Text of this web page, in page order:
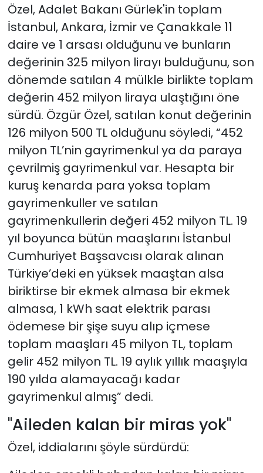
Özel, Adalet Bakanı Gürlek'in toplam
İstanbul, Ankara, İzmir ve Çanakkale 11
daire ve 1 arsası olduğunu ve bunların
değerinin 325 milyon lirayı bulduğunu, son
dönemde satılan 4 mülkle birlikte toplam
değerin 452 milyon liraya ulaştığını öne
sürdü. Özgür Özel, satılan konut değerinin
126 milyon 500 TL olduğunu söyledi, “452
milyon TL’nin gayrimenkul ya da paraya
çevrilmiş gayrimenkul var. Hesapta bir
kuruş kenarda para yoksa toplam
gayrimenkuller ve satılan
gayrimenkullerin değeri 452 milyon TL. 19
yıl boyunca bütün maaşlarını İstanbul
Cumhuriyet Başsavcısı olarak alınan
Türkiye’deki en yüksek maaştan alsa
biriktirse bir ekmek almasa bir ekmek
almasa, 1 kWh saat elektrik parası
ödemese bir şişe suyu alıp içmese
toplam maaşları 45 milyon TL, toplam
gelir 452 milyon TL. 19 aylık yıllık maaşıyla
190 yılda alamayacağı kadar
gayrimenkul almış” dedi.
"Aileden kalan bir miras yok"
Özel, iddialarını şöyle sürdürdü: